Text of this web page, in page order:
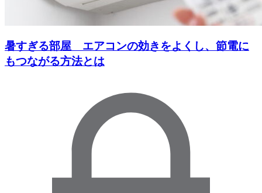
暑すぎる部屋 エアコンの効きをよくし、節電に
もつながる方法とは